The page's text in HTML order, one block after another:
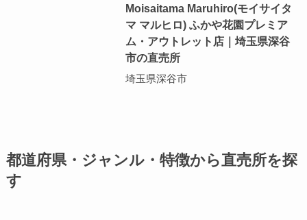
Moisaitama Maruhiro(モイサイタ
マ マルヒロ) ふかや花園プレミア
ム・アウトレット店｜埼玉県深谷
市の直売所
埼玉県深谷市
都道府県・ジャンル・特徴から直売所を探
す